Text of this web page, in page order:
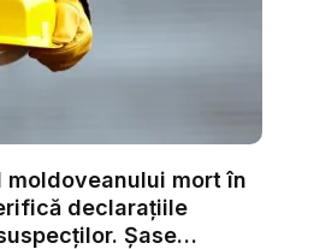
mort în
declarațiile
Șase